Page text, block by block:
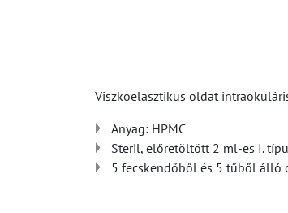
Viszkoelasztikus oldat
Anyag: HPMC
Steril, előretöltött 2 ml-es I.
5 fecskendőből és 5 tűből álló